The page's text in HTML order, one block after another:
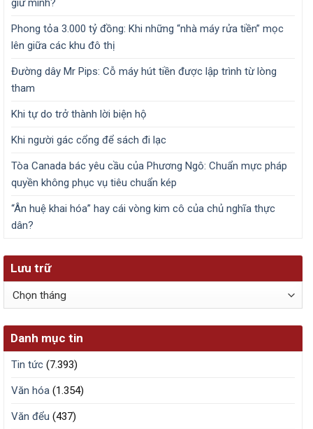
giữ mình?
Phong tỏa 3.000 tỷ đồng: Khi những “nhà máy rửa tiền” mọc
lên giữa các khu đô thị
Đường dây Mr Pips: Cỗ máy hút tiền được lập trình từ lòng
tham
Khi tự do trở thành lời biện hộ
Khi người gác cổng để sách đi lạc
Tòa Canada bác yêu cầu của Phương Ngô: Chuẩn mực pháp
quyền không phục vụ tiêu chuẩn kép
“Ân huệ khai hóa” hay cái vòng kim cô của chủ nghĩa thực
dân?
Lưu trữ
Lưu
Danh mục tin
Tin tức (7.393)
Văn hóa (1.354)
Văn đểu (437)